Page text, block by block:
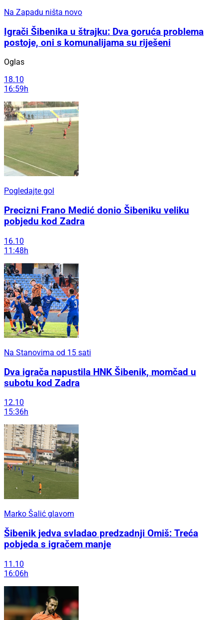
Na Zapadu ništa novo
Igrači Šibenika u štrajku: Dva goruća problema
postoje, oni s komunalijama su riješeni
Oglas
18.10
16:59h
Pogledajte gol
Precizni Frano Medić donio Šibeniku veliku
pobjedu kod Zadra
16.10
11:48h
Na Stanovima od 15 sati
Dva igrača napustila HNK Šibenik, momčad u
subotu kod Zadra
12.10
15:36h
Marko Šalić glavom
Šibenik jedva svladao predzadnji Omiš: Treća
pobjeda s igračem manje
11.10
16:06h